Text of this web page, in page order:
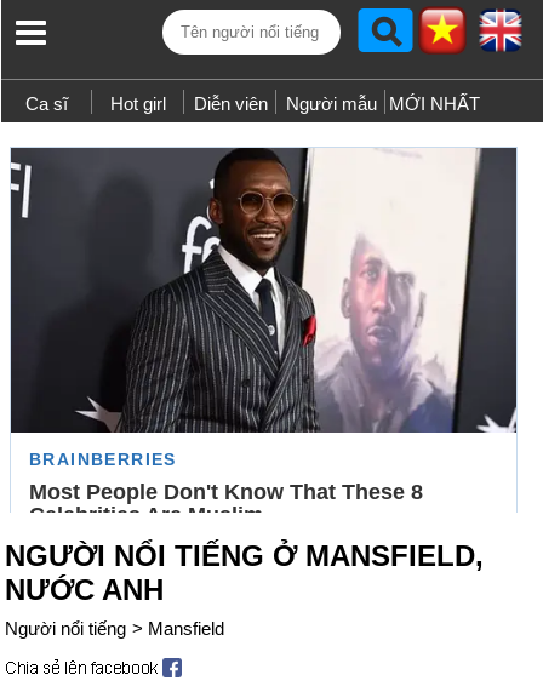
Ca sĩ Hot girl Diễn viên Người mẫu MỚI NHẤT
NGƯỜI NỔI TIẾNG Ở MANSFIELD,
NƯỚC ANH
Người nổi tiếng > Mansfield